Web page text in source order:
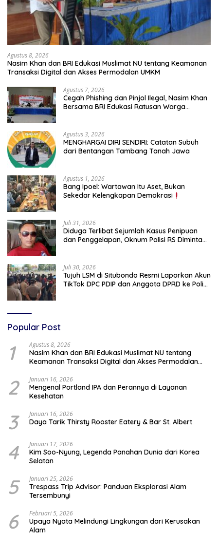
Agustus 8, 2026
Nasim Khan dan BRI Edukasi Muslimat NU tentang Keamanan
Transaksi Digital dan Akses Permodalan UMKM
Agustus 7, 2026
Cegah Phishing dan Pinjol Ilegal, Nasim Khan
Bersama BRI Edukasi Ratusan Warga
Agustus 3, 2026
MENGHARGAI DIRI SENDIRI: Catatan Subuh
dari Bentangan Tambang Tanah Jawa
Agustus 1, 2026
Bang Ipoel: Wartawan Itu Aset, Bukan
Sekedar Kelengkapan Demokrasi
Juli 31, 2026
Diduga Terlibat Sejumlah Kasus Penipuan
dan Penggelapan, Oknum Polisi RS Diminta
Juli 30, 2026
Tujuh LSM di Situbondo Resmi Laporkan Akun
TikTok DPC PDIP dan Anggota DPRD ke Polisi:
Popular Post
1 Agustus 8, 2026
Nasim Khan dan BRI Edukasi Muslimat NU tentang
Keamanan Transaksi Digital dan Akses Permodalan
2 Januari 16, 2026
Mengenal Portland IPA dan Perannya di Layanan
Kesehatan
3 Januari 16, 2026
Daya Tarik Thirsty Rooster Eatery & Bar St. Albert
4 Januari 17, 2026
Kim Soo-Nyung, Legenda Panahan Dunia dari Korea
Selatan
5 Januari 25, 2026
Trespass Trip Advisor: Panduan Eksplorasi Alam
Tersembunyi
6 Februari 5, 2026
Upaya Nyata Melindungi Lingkungan dari Kerusakan
Alam